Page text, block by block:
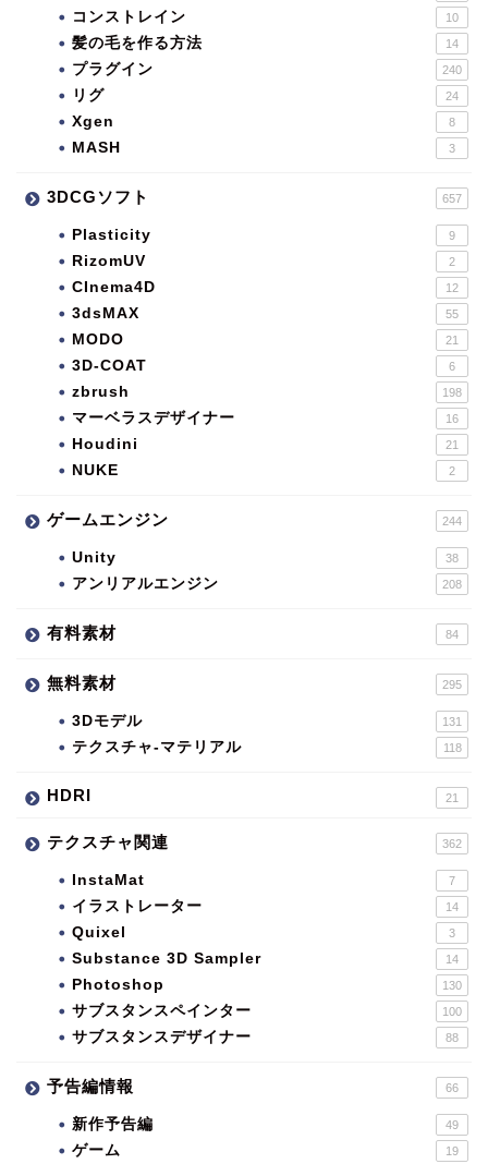
コンストレイン 10
髪の毛を作る方法 14
プラグイン 240
リグ 24
Xgen 8
MASH 3
3DCGソフト 657
Plasticity 9
RizomUV 2
CInema4D 12
3dsMAX 55
MODO 21
3D-COAT 6
zbrush 198
マーベラスデザイナー 16
Houdini 21
NUKE 2
ゲームエンジン 244
Unity 38
アンリアルエンジン 208
有料素材 84
無料素材 295
3Dモデル 131
テクスチャ-マテリアル 118
HDRI 21
テクスチャ関連 362
InstaMat 7
イラストレーター 14
Quixel 3
Substance 3D Sampler 14
Photoshop 130
サブスタンスペインター 100
サブスタンスデザイナー 88
予告編情報 66
新作予告編 49
ゲーム 19